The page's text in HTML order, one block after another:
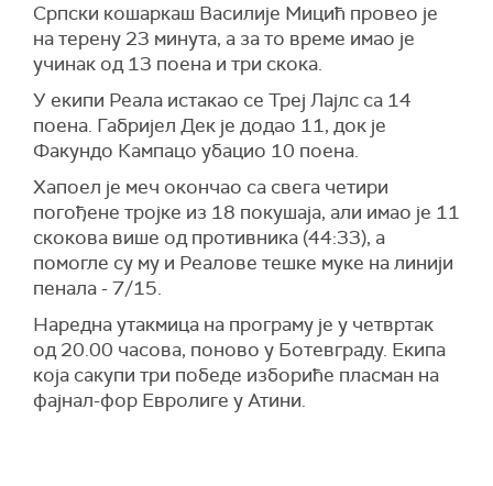
Српски кошаркаш Василије Мицић провео је
на терену 23 минута, а за то време имао је
учинак од 13 поена и три скока.
У екипи Реала истакао се Треј Лајлс са 14
поена. Габријел Дек је додао 11, док је
Факундо Кампацо убацио 10 поена.
Хапоел је меч окончао са свега четири
погођене тројке из 18 покушаја, али имао је 11
скокова више од противника (44:33), а
помогле су му и Реалове тешке муке на линији
пенала - 7/15.
Наредна утакмица на програму је у четвртак
од 20.00 часова, поново у Ботевграду. Екипа
која сакупи три победе избориће пласман на
фајнал-фор Евролиге у Атини.